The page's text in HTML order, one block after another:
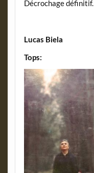
Décrochage définitif.
Lucas Biela
Tops: